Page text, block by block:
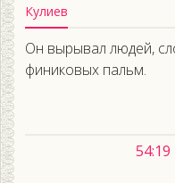
Кулиев
Он вырывал людей,
финиковых пальм.
54:19